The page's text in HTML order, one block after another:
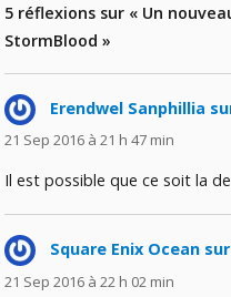
5 réflexions sur « Un
StormBlood »
Erendwel Sanphillia
21 Sep 2016 à 21 h 47 min
Il est possible que ce soit la
Square Enix Ocean
21 Sep 2016 à 22 h 02 min